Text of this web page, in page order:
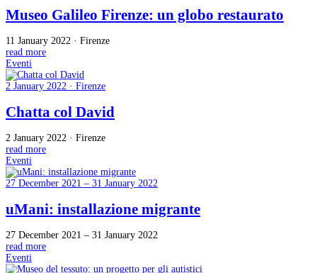
Museo Galileo Firenze: un globo restaurato
11 January 2022 · Firenze
read more
Eventi
2 January 2022 · Firenze
Chatta col David
2 January 2022 · Firenze
read more
Eventi
27 December 2021 – 31 January 2022
uMani: installazione migrante
27 December 2021 – 31 January 2022
read more
Eventi